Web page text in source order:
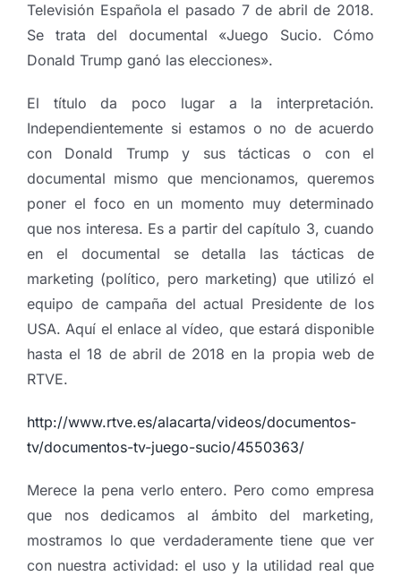
Televisión Española el pasado 7 de abril de 2018.
Se trata del documental «Juego Sucio. Cómo
Donald Trump ganó las elecciones».
El título da poco lugar a la interpretación.
Independientemente si estamos o no de acuerdo
con Donald Trump y sus tácticas o con el
documental mismo que mencionamos, queremos
poner el foco en un momento muy determinado
que nos interesa. Es a partir del capítulo 3, cuando
en el documental se detalla las tácticas de
marketing (político, pero marketing) que utilizó el
equipo de campaña del actual Presidente de los
USA. Aquí el enlace al vídeo, que estará disponible
hasta el 18 de abril de 2018 en la propia web de
RTVE.
http://www.rtve.es/alacarta/videos/documentos-
tv/documentos-tv-juego-sucio/4550363/
Merece la pena verlo entero. Pero como empresa
que nos dedicamos al ámbito del marketing,
mostramos lo que verdaderamente tiene que ver
con nuestra actividad: el uso y la utilidad real que